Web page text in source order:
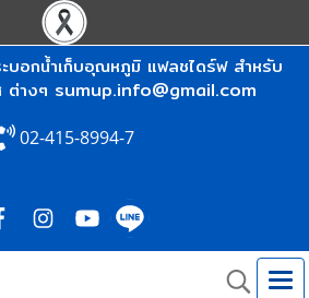
บอกน้ำเก็บอุณหภูมิ แฟลชไดร์ฟ สำหรับ
ต่างๆ sumup.info@gmail.com
02-415-8994-7